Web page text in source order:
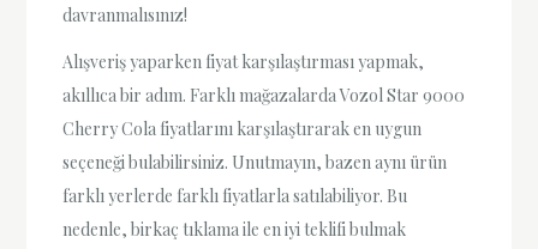
davranmalısınız!
Alışveriş yaparken fiyat karşılaştırması yapmak,
akıllıca bir adım. Farklı mağazalarda Vozol Star 9000
Cherry Cola fiyatlarını karşılaştırarak en uygun
seçeneği bulabilirsiniz. Unutmayın, bazen aynı ürün
farklı yerlerde farklı fiyatlarla satılabiliyor. Bu
nedenle, birkaç tıklama ile en iyi teklifi bulmak